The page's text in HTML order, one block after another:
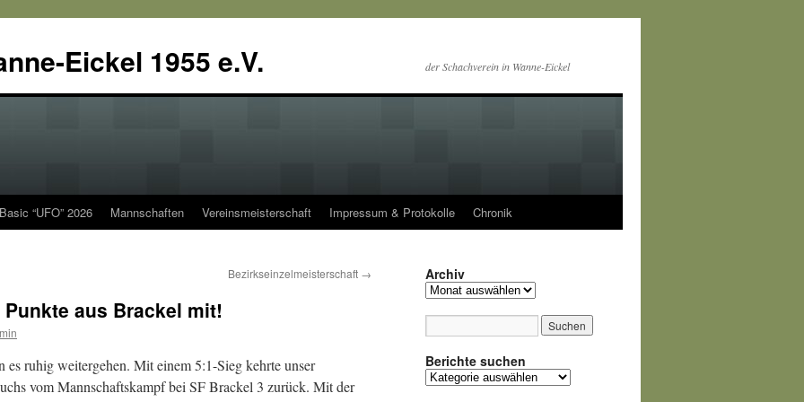
Eickel 1955 e.V. der Schachverein in Wanne-Eickel
“UFO” 2026 Mannschaften Vereinsmeisterschaft Impressum & Protokolle Chronik
Bezirkseinzelmeisterschaft →
aus Brackel mit!
es ruhig weitergehen. Mit einem 5:1-Sieg kehrte unser
vom Mannschaftskampf bei SF Brackel 3 zurück. Mit der
Archiv
Archiv
Berichte suchen
Berichte